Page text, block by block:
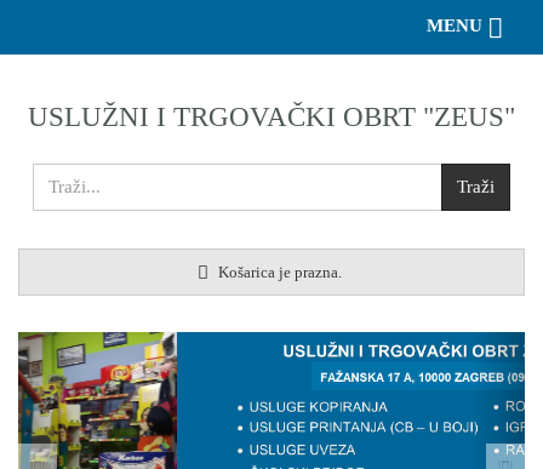
USLUŽNI I TRGOVAČKI OBRT "ZEUS"
Košarica je prazna.
MENU
Previous